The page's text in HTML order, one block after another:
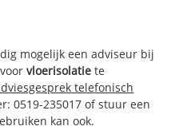
mogelijk een adviseur bij
vloerisolatie te
telefonisch
0519-235017 of stuur een
kan ook.